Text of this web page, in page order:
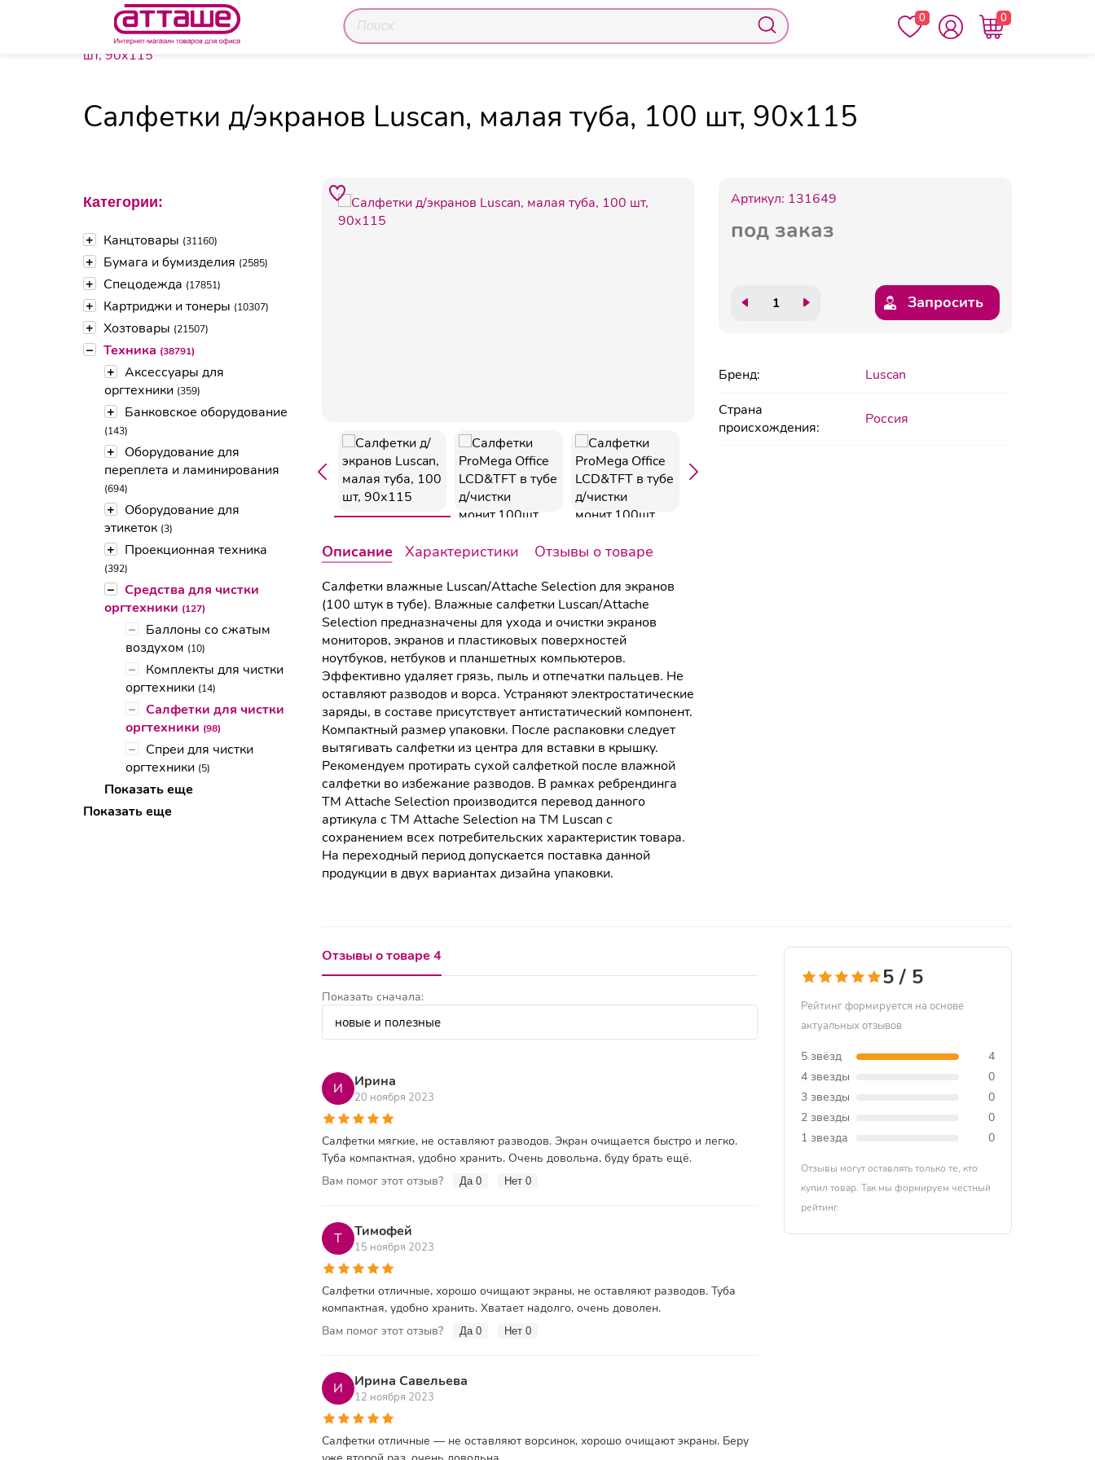
0 0
Главная Каталог товаров Средства для чистки оргтехники
Салфетки д/экранов Luscan, малая туба, 100
шт, 90х115
Категории:
+ Канцтовары (31160)
+ Бумага и бумизделия (2585)
+ Спецодежда (17851)
+ Картриджи и тонеры (10307)
+ Хозтовары (21507)
– Техника (38791)
+ Аксессуары для
оргтехники (359)
+ Банковское оборудование
(143)
+
Оборудование для
переплета и ламинирования
(694)
+
Оборудование для
этикеток (3)
+ Проекционная техника
(392)
– Средства для чистки
оргтехники (127)
–
Баллоны со сжатым
воздухом (10)
–
Комплекты для чистки
оргтехники (14)
– Салфетки для чистки
оргтехники (98)
–
Спреи для чистки
оргтехники (5)
Показать еще
Показать еще
Салфетки д/экранов Luscan, малая туба, 100 шт, 90х115
Артикул: 131649
под заказ
Запросить
Бренд:
Luscan
Страна
происхождения:
Россия
Описание Характеристики Отзывы о товаре
Салфетки влажные Luscan/Attache Selection для экранов
(100 штук в тубе). Влажные салфетки Luscan/Attache
Selection предназначены для ухода и очистки экранов
мониторов, экранов и пластиковых поверхностей
ноутбуков, нетбуков и планшетных компьютеров.
Эффективно удаляет грязь, пыль и отпечатки пальцев. Не
оставляют разводов и ворса. Устраняют электростатические
заряды, в составе присутствует антистатический компонент.
Компактный размер упаковки. После распаковки следует
вытягивать салфетки из центра для вставки в крышку.
Рекомендуем протирать сухой салфеткой после влажной
салфетки во избежание разводов. В рамках ребрендинга
ТМ Attache Selection производится перевод данного
артикула с ТМ Attache Selection на ТМ Luscan с
сохранением всех потребительских характеристик товара.
На переходный период допускается поставка данной
продукции в двух вариантах дизайна упаковки.
Отзывы о товаре 4
Показать сначала:
И Ирина
20 ноября 2023
Салфетки мягкие, не оставляют разводов. Экран очищается быстро и легко.
Туба компактная, удобно хранить. Очень довольна, буду брать ещё.
Вам помог этот отзыв?
Да 0 Нет 0
Т Тимофей
15 ноября 2023
Салфетки отличные, хорошо очищают экраны, не оставляют разводов. Туба
компактная, удобно хранить. Хватает надолго, очень доволен.
Вам помог этот отзыв?
Да 0 Нет 0
И Ирина Савельева
12 ноября 2023
Салфетки отличные — не оставляют ворсинок, хорошо очищают экраны. Беру
5 / 5
Рейтинг формируется на основе
актуальных отзывов
5 звёзд
4
4 звезды
0
3 звезды
0
2 звезды
0
1 звезда
0
Отзывы могут оставлять только те, кто
купил товар. Так мы формируем честный
рейтинг.